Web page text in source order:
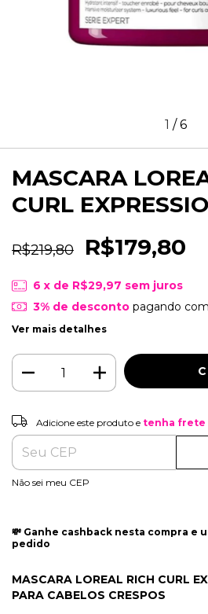
1 /6
MASCARA
CURL
R$219,80 R$179,80
6 x de R$29,97 sem juros
3% de descontopagando
Ver mais detalhes
Adicione este produto e
Entregas para o CEP:
Adicione este produto e tenha frete
Não sei meu CEP
💸 Ganhe cashback nesta compra e
pedido
MASCARA LOREAL RICH CURL
PARA CABELOS CRESPOS